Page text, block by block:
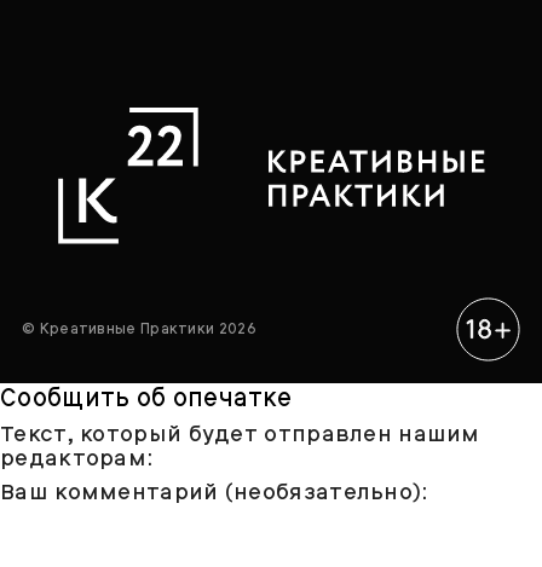
© Креативные Практики 2026
Сообщить об опечатке
Текст, который будет отправлен нашим
редакторам:
Ваш комментарий (необязательно):